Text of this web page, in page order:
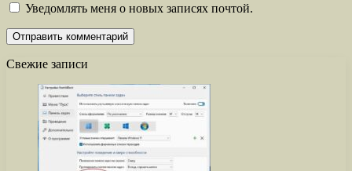
Уведомлять меня о новых записях почтой.
Свежие записи